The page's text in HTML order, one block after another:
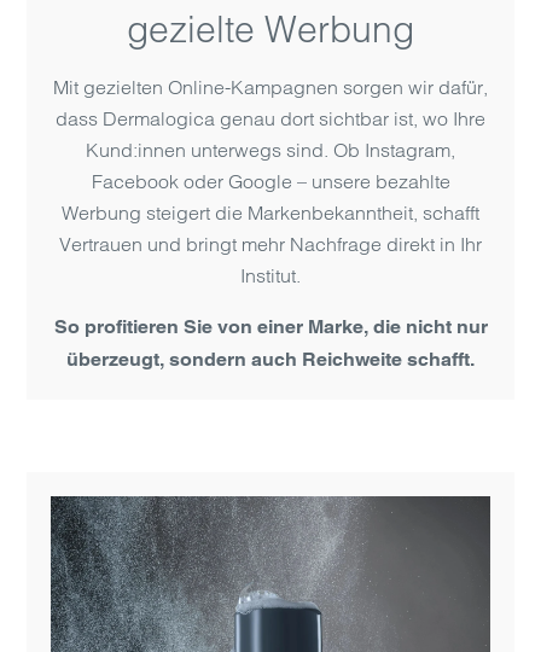
gezielte Werbung
Mit gezielten Online-Kampagnen sorgen wir dafür,
dass Dermalogica genau dort sichtbar ist, wo Ihre
Kund:innen unterwegs sind. Ob Instagram,
Facebook oder Google – unsere bezahlte
Werbung steigert die Markenbekanntheit, schafft
Vertrauen und bringt mehr Nachfrage direkt in Ihr
Institut.
So profitieren Sie von einer Marke, die nicht nur
überzeugt, sondern auch Reichweite schafft.